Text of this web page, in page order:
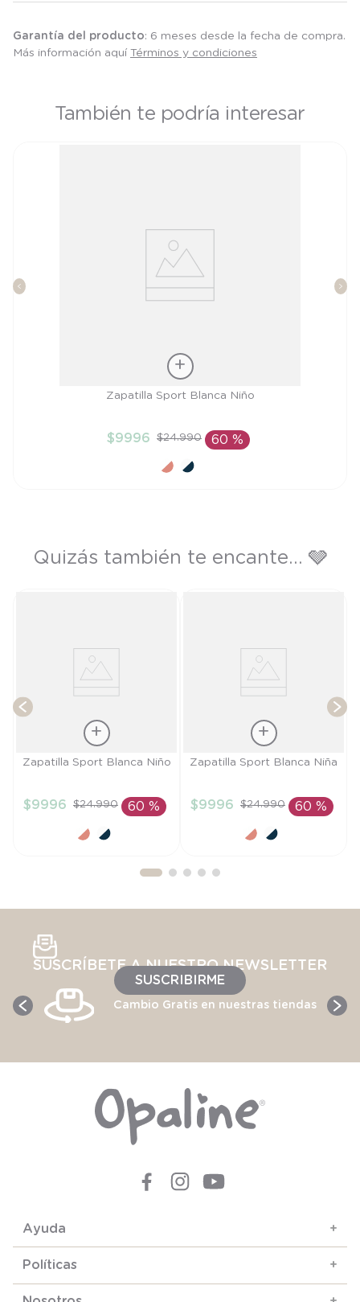
Garantía del producto: 6 meses desde la fecha de compra.
Más información aquí Términos y condiciones
También te podría interesar
AÑADIR AL CARRITO
Zapatilla Sport Blanca Niño
$9996 $24.990 60 %
Quizás también te encante... 🩶
Talla
AÑADIR AL
CARRITO
Zapatilla Sport Blanca Niño
$9996 $24.990 60 %
Talla
AÑADIR AL
CARRITO
Zapatilla Sport Blanca Niña
$9996 $24.990 60 %
SUSCRÍBETE A NUESTRO NEWSLETTER
SUSCRIBIRME
Cambio Gratis en nuestras tiendas
Ayuda +
Políticas +